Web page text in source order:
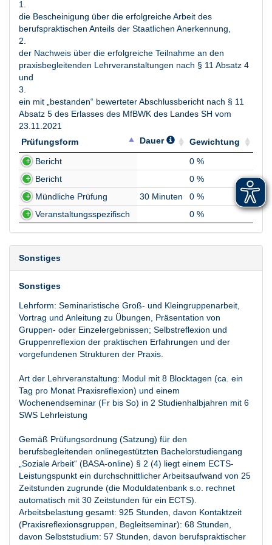
3.1.3.23
Schreibwerkstatt
„Das mach’ ich! Zur
Professionalität als
1.
die Bescheinigung über die erfolgreiche Arbeit des
berufspraktischen Anteils der Staatlichen Anerkennung,
2.
der Nachweis über die erfolgreiche Teilnahme an den
praxisbegleitenden Lehrveranstaltungen nach § 11 Absatz 4
und
3.
ein mit „bestanden“ bewerteter Abschlussbericht nach § 11
Absatz 5 des Erlasses des MfBWK des Landes SH vom
23.11.2021
Prüfungsform
Dauer
Gewichtung
Prüfungsform
Gewichtung
Bericht
0 %
Bericht
0 %
Mündliche Prüfung
30 Minuten
0 %
Veranstaltungsspezifisch
0 %
Sonstiges
Sonstiges
Lehrform: Seminaristische Groß- und Kleingruppenarbeit,
Vortrag und Anleitung zu Übungen, Präsentation von
Gruppen- oder Einzelergebnissen; Selbstreflexion und
Gruppenreflexion der praktischen Erfahrungen und der
vorgefundenen Strukturen der Praxis.
Art der Lehrveranstaltung: Modul mit 8 Blocktagen (ca. ein
Tag pro Monat Praxisreflexion) und einem
Wochenendseminar (Fr bis So) in 2 Studienhalbjahren mit 6
SWS Lehrleistung
Gemäß Prüfungsordnung (Satzung) für den
berufsbegleitenden onlinegestützten Bachelorstudiengang
„Soziale Arbeit“ (BASA-online) § 2 (4) liegt einem ECTS-
Leistungspunkt ein durchschnittlicher Arbeitsaufwand von 25
Zeitstunden zugrunde (die Moduldatenbank s.o. rechnet
automatisch mit 30 Zeitstunden für ein ECTS).
Arbeitsbelastung gesamt: 925 Stunden, davon Kontaktzeit
(Praxisreflexionsgruppen, Begleitseminar): 68 Stunden,
davon Selbststudium: 57 Stunden, davon berufspraktischer